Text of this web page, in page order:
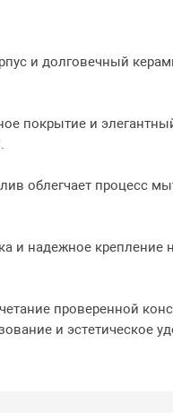
и долговечный
покрытие и
облегчает процесс
и надежное
проверенной
и эстетическое